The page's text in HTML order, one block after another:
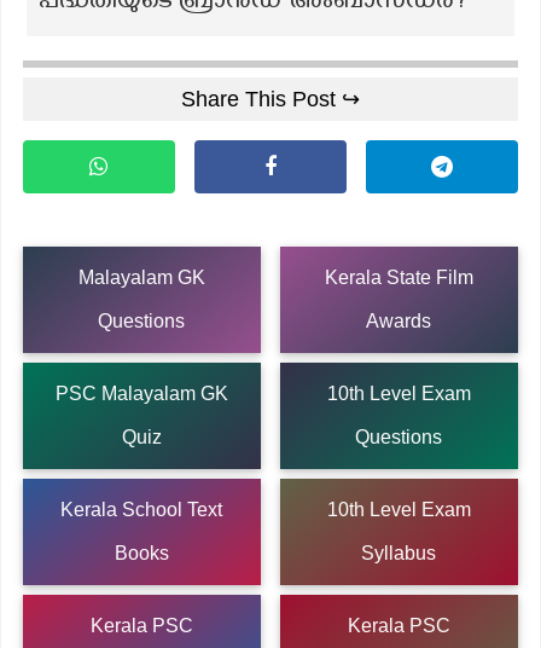
Share This Post ↪
Malayalam GK
Questions
Kerala State Film
Awards
PSC Malayalam GK
Quiz
10th Level Exam
Questions
Kerala School Text
Books
10th Level Exam
Syllabus
Kerala PSC Kerala PSC